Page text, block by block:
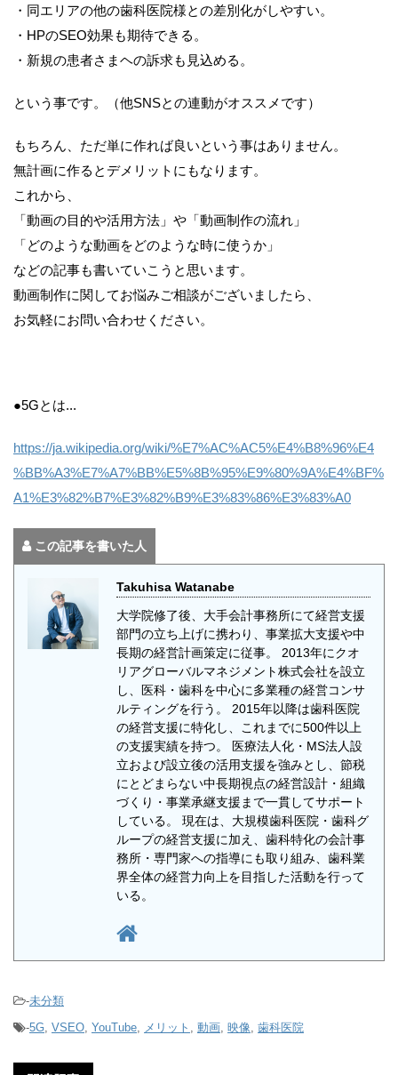
・同エリアの他の歯科医院様との差別化がしやすい。
・HPのSEO効果も期待できる。
・新規の患者さまヘの訴求も見込める。
という事です。（他SNSとの連動がオススメです）
もちろん、ただ単に作れば良いという事はありません。
無計画に作るとデメリットにもなります。
これから、
「動画の目的や活用方法」や「動画制作の流れ」
「どのような動画をどのような時に使うか」
などの記事も書いていこうと思います。
動画制作に関してお悩みご相談がございましたら、
お気軽にお問い合わせください。
●5Gとは...
https://ja.wikipedia.org/wiki/%E7%AC%AC5%E4%B8%96%E4
%BB%A3%E7%A7%BB%E5%8B%95%E9%80%9A%E4%BF%
A1%E3%82%B7%E3%82%B9%E3%83%86%E3%83%A0
この記事を書いた人
Takuhisa Watanabe
大学院修了後、大手会計事務所にて経営支援
部門の立ち上げに携わり、事業拡大支援や中
長期の経営計画策定に従事。 2013年にクオ
リアグローバルマネジメント株式会社を設立
し、医科・歯科を中心に多業種の経営コンサ
ルティングを行う。 2015年以降は歯科医院
の経営支援に特化し、これまでに500件以上
の支援実績を持つ。 医療法人化・MS法人設
立および設立後の活用支援を強みとし、節税
にとどまらない中長期視点の経営設計・組織
づくり・事業承継支援まで一貫してサポート
している。 現在は、大規模歯科医院・歯科グ
ループの経営支援に加え、歯科特化の会計事
務所・専門家への指導にも取り組み、歯科業
界全体の経営力向上を目指した活動を行って
いる。
-未分類
-5G VSEO YouTube メリット 動画 映像 歯科医院